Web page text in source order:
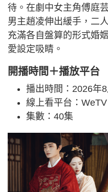
待。在劇中女主角傅庭
男主趙凌伸出緩手，二
充滿各自盤算的形式婚
愛設定吸睛。
開播時間＋播放平台
播出時間：2026年8
線上看平台：WeTV
集數：40集